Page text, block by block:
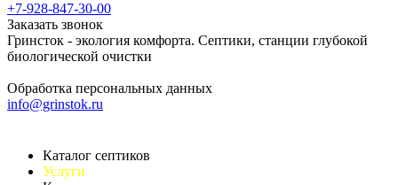
+7-928-847-30-00
Заказать звонок
Гринсток - экология комфорта. Септики, станции глубокой
биологической очистки
Обработка персональных данных
info@grinstok.ru
Каталог септиков
Услуги